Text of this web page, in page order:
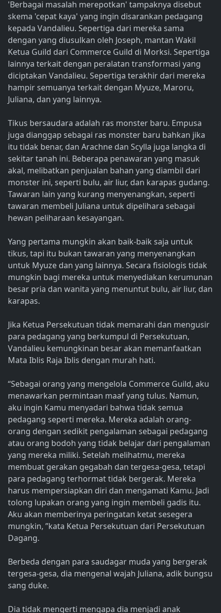
'Berbagai masalah merepotkan' tampaknya disebut
skema 'cepat kaya' yang ingin disarankan pedagang
kepada Vandalieu. Sepertiga dari mereka sama
dengan yang diusulkan oleh Joseph, mantan Wakil
Ketua Guild dari Commerce Guild di Morksi. Sepertiga
lainnya terkait dengan peralatan transformasi yang
diciptakan Vandalieu. Sepertiga terakhir dari mereka
hampir semuanya terkait dengan Myuze, Maroru,
Juliana, dan yang lainnya.
Tikus bersaudara adalah ras monster baru. Empusa
juga dianggap sebagai ras monster baru bahkan jika
itu tidak benar, dan Arachne dan Scylla juga langka di
sekitar tanah ini. Beberapa penawaran yang masuk
akal, melibatkan penjualan bahan yang diambil dari
monster ini, seperti bulu, air liur, dan karapas gudang.
Tawaran lain yang kurang menyenangkan, seperti
tawaran membeli Juliana untuk dipelihara sebagai
hewan peliharaan kesayangan.
Yang pertama mungkin akan baik-baik saja untuk
tikus, tapi itu bukan tawaran yang menyenangkan
untuk Myuze dan yang lainnya. Secara fisiologis tidak
mungkin bagi mereka untuk menyediakan kerumunan
besar pria dan wanita yang menuntut bulu, air liur, dan
karapas.
Jika Ketua Persekutuan tidak memarahi dan mengusir
para pedagang yang berkumpul di Persekutuan,
Vandalieu kemungkinan besar akan memanfaatkan
Mata Iblis Raja Iblis dengan murah hati.
“Sebagai orang yang mengelola Commerce Guild, aku
menawarkan permintaan maaf yang tulus. Namun,
aku ingin Kamu menyadari bahwa tidak semua
pedagang seperti mereka. Mereka adalah orang-
orang dengan sedikit pengalaman sebagai pedagang
atau orang bodoh yang tidak belajar dari pengalaman
yang mereka miliki. Setelah melihatmu, mereka
membuat gerakan gegabah dan tergesa-gesa, tetapi
para pedagang terhormat tidak bergerak. Mereka
harus mempersiapkan diri dan mengamati Kamu. Jadi
tolong lupakan orang yang ingin membeli gadis itu.
Aku akan memberinya peringatan ketat sesegera
mungkin, ”kata Ketua Persekutuan dari Persekutuan
Dagang.
Berbeda dengan para saudagar muda yang bergerak
tergesa-gesa, dia mengenal wajah Juliana, adik bungsu
sang duke.
Dia tidak mengerti mengapa dia menjadi anak